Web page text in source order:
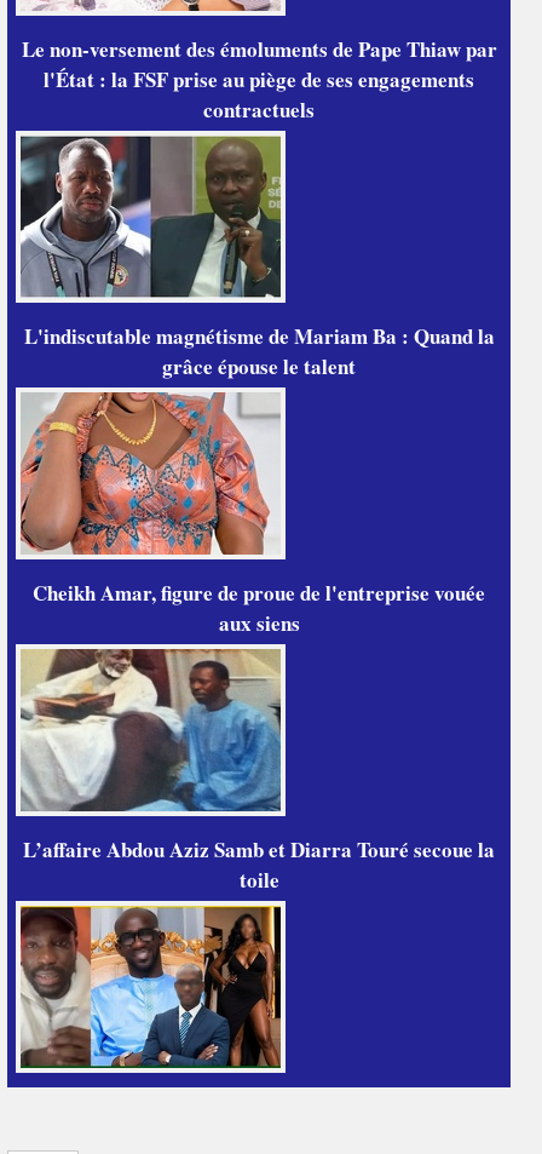
Le non-versement des émoluments de Pape Thiaw par
l'État : la FSF prise au piège de ses engagements
contractuels
L'indiscutable magnétisme de Mariam Ba : Quand la
grâce épouse le talent
Cheikh Amar, figure de proue de l'entreprise vouée
aux siens
L’affaire Abdou Aziz Samb et Diarra Touré secoue la
toile